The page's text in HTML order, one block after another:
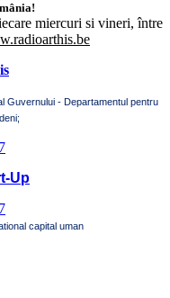
miercuri si vineri, între
Guvernului - Departamentul pentru
Up
capital uman